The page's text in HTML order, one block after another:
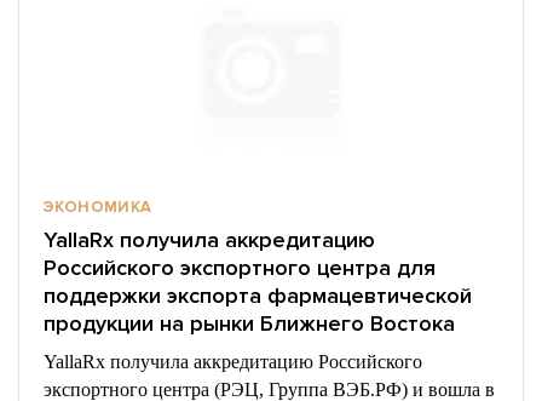
ЭКОНОМИКА
YallaRx получила аккредитацию
Российского экспортного центра для
поддержки экспорта фармацевтической
продукции на рынки Ближнего Востока
YallaRx получила аккредитацию Российского
экспортного центра (РЭЦ, Группа ВЭБ.РФ) и вошла в